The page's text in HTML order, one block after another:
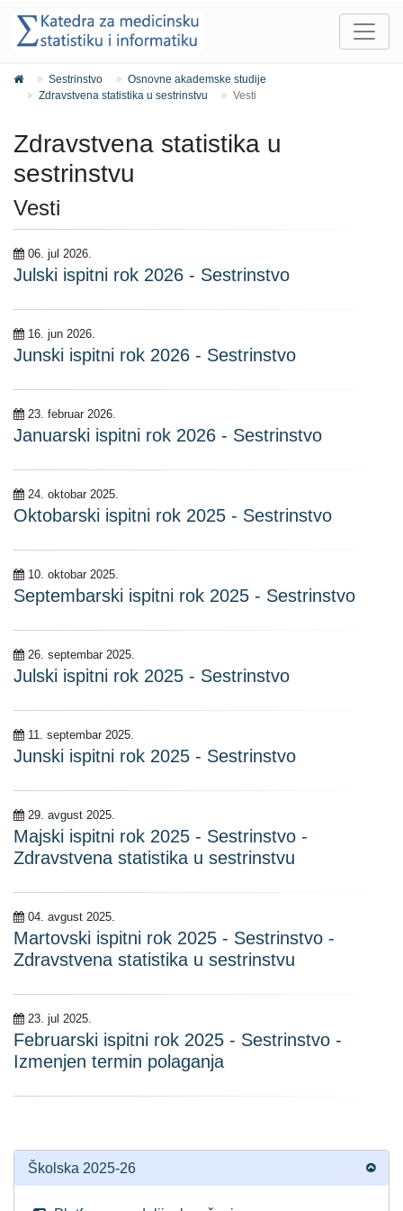
Sestrinstvo
Osnovne akademske studije
Zdravstvena statistika u sestrinstvu
Vesti
Zdravstvena statistika u
sestrinstvu
Vesti
06. jul 2026.
Julski ispitni rok 2026 - Sestrinstvo
16. jun 2026.
Junski ispitni rok 2026 - Sestrinstvo
23. februar 2026.
Januarski ispitni rok 2026 - Sestrinstvo
24. oktobar 2025.
Oktobarski ispitni rok 2025 - Sestrinstvo
10. oktobar 2025.
Septembarski ispitni rok 2025 - Sestrinstvo
26. septembar 2025.
Julski ispitni rok 2025 - Sestrinstvo
11. septembar 2025.
Junski ispitni rok 2025 - Sestrinstvo
29. avgust 2025.
Majski ispitni rok 2025 - Sestrinstvo -
Zdravstvena statistika u sestrinstvu
04. avgust 2025.
Martovski ispitni rok 2025 - Sestrinstvo -
Zdravstvena statistika u sestrinstvu
23. jul 2025.
Februarski ispitni rok 2025 - Sestrinstvo -
Izmenjen termin polaganja
Školska 2025-26